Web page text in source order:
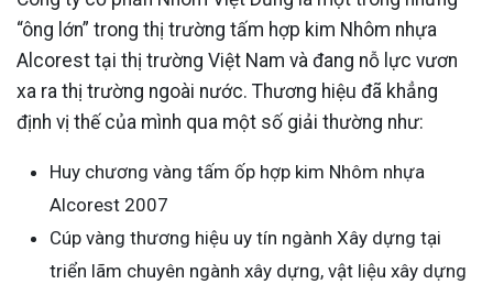
“ông lớn” trong thị trường tấm hợp kim Nhôm nhựa
Alcorest tại thị trường Việt Nam và đang nỗ lực vươn
xa ra thị trường ngoài nước. Thương hiệu đã khẳng
định vị thế của mình qua một số giải thường như:
Huy chương vàng tấm ốp hợp kim Nhôm nhựa
Alcorest 2007
Cúp vàng thương hiệu uy tín ngành Xây dựng tại
triển lãm chuyên ngành xây dựng, vật liệu xây dựng